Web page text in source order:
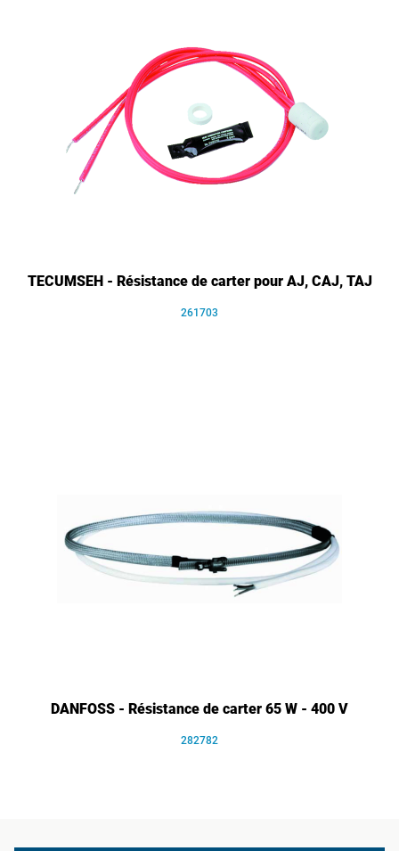
TECUMSEH - Résistance de carter pour AJ, CAJ, TAJ
261703
DANFOSS - Résistance de carter 65 W - 400 V
282782